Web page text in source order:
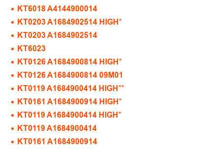
KT6018 A4144900014
KT0203 A1684902514 HIGH*
KT0203 A1684902514
KT6023
KT0126 A1684900814 HIGH*
KT0126 A1684900814 09M01
KT0119 A1684900414 HIGH**
KT0161 A1684900914 HIGH*
KT0119 A1684900414 HIGH*
KT0119 A1684900414
KT0161 A1684900914